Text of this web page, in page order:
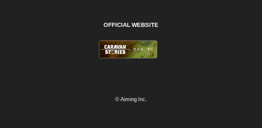
OFFICIAL WEBSITE
© Aiming Inc.